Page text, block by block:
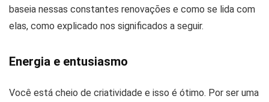
baseia nessas constantes renovações e como se lida com
elas, como explicado nos significados a seguir.
Energia e entusiasmo
Você está cheio de criatividade e isso é ótimo. Por ser uma